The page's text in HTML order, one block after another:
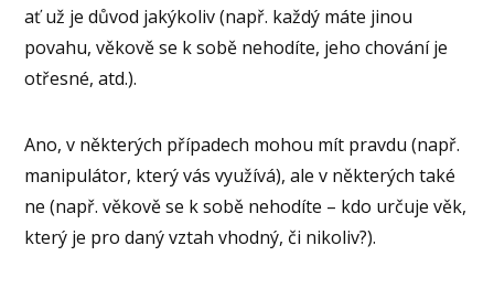
ať už je důvod jakýkoliv (např. každý máte jinou
povahu, věkově se k sobě nehodíte, jeho chování je
otřesné, atd.).
Ano, v některých případech mohou mít pravdu (např.
manipulátor, který vás využívá), ale v některých také
ne (např. věkově se k sobě nehodíte – kdo určuje věk,
který je pro daný vztah vhodný, či nikoliv?).